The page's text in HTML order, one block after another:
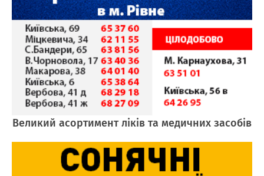
Великий асортимент ліків та медичних засобів